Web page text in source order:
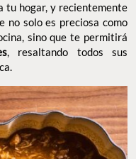
tu hogar, y recientemente
no solo es preciosa como
sino que te permitirá
, resaltando todos sus